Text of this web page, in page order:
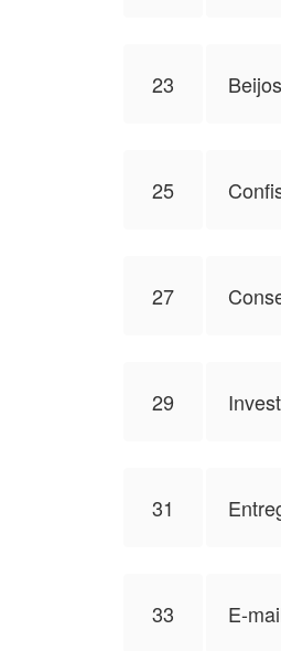
23 Beijos
25
27
29
31
33 E-